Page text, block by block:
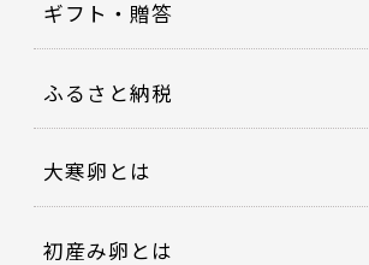
ギフト・贈答
ふるさと納税
大寒卵とは
初産み卵とは